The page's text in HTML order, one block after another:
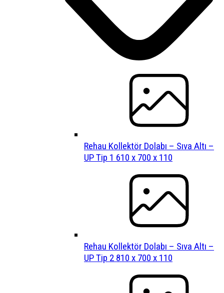
Rehau Kollektör Dolabı – Sıva Altı –
UP Tip 1 610 x 700 x 110
Rehau Kollektör Dolabı – Sıva Altı –
UP Tip 2 810 x 700 x 110